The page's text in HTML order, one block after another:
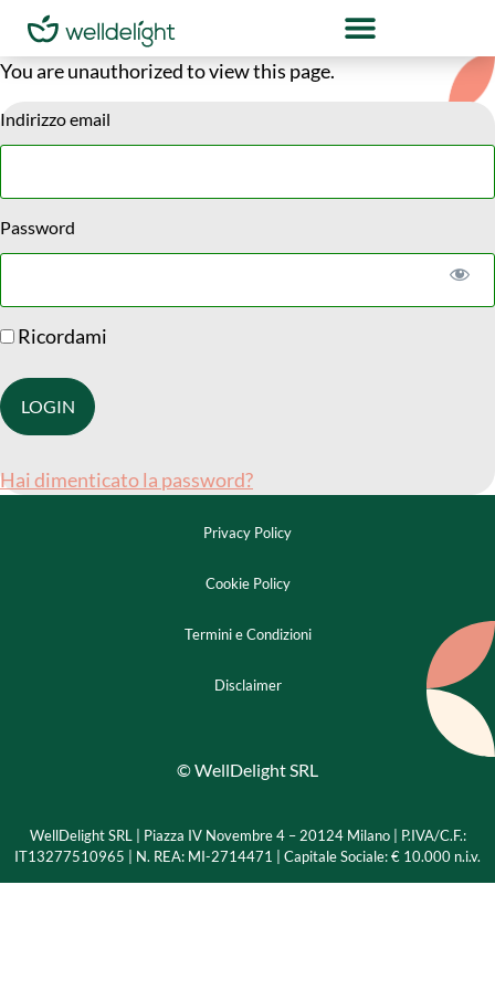
You are unauthorized to view this page.
Indirizzo email
Password
Ricordami
Hai dimenticato la password?
Privacy Policy
Cookie Policy
Termini e Condizioni
Disclaimer
© WellDelight SRL
WellDelight SRL | Piazza IV Novembre 4 – 20124 Milano | P.IVA/C.F.:
IT13277510965 | N. REA: MI-2714471 | Capitale Sociale: € 10.000 n.i.v.